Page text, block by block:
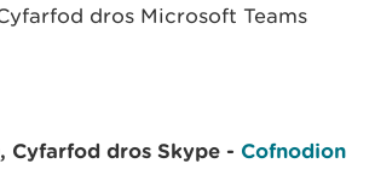
dros Microsoft Teams
Cyfarfod dros Skype - Cofnodion